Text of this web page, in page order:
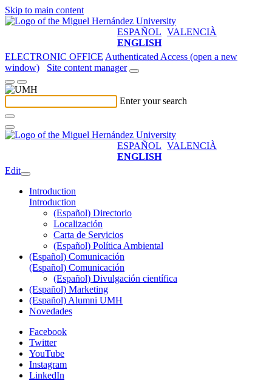
Skip to main content
ESPAÑOL VALENCIÀ
ENGLISH
ELECTRONIC OFFICE Authenticated Access (open a new
window)
Site content manager
Enter your search
ESPAÑOL VALENCIÀ
ENGLISH
Edit
Introduction
Introduction
(Español) Directorio
Localización
Carta de Servicios
(Español) Política Ambiental
(Español) Comunicación
(Español) Comunicación
(Español) Divulgación científica
(Español) Marketing
(Español) Alumni UMH
Novedades
Facebook
Twitter
YouTube
Instagram
LinkedIn